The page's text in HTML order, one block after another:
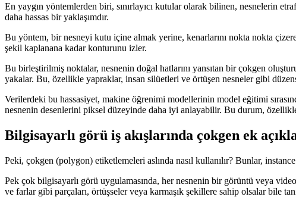
En yaygın yöntemlerden biri, sınırlayıcı kutular olarak bilinen, nesnelerin
daha hassas bir yaklaşımdır.
Bu yöntem, bir nesneyi kutu içine almak yerine, kenarlarını nokta nokta
şekil kaplanana kadar konturunu izler.
Bu birleştirilmiş noktalar, nesnenin doğal hatlarını yansıtan bir çokgen
yakalar. Bu, özellikle yapraklar, insan silüetleri ve örtüşen nesneler gibi
Verilerdeki bu hassasiyet, makine öğrenimi modellerinin model eğitimi
nesnenin desenlerini piksel düzeyinde daha iyi anlayabilir. Bu durum,
Bilgisayarlı görü iş akışlarında çokgen ek
Peki, çokgen (polygon) etiketlemeleri aslında nasıl kullanılır? Bunlar,
Pek çok bilgisayarlı görü uygulamasında, her nesnenin bir görüntü veya
ve farlar gibi parçaları, örtüşseler veya karmaşık şekillere sahip olsalar bile